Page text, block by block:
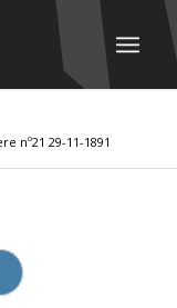
nº21 29-11-1891